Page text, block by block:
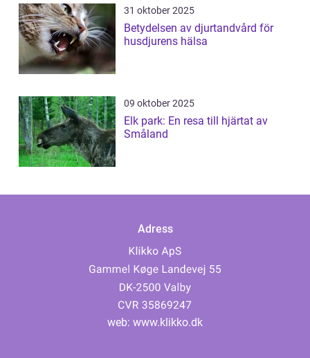
31 oktober 2025
Betydelsen av djurtandvård för
husdjurens hälsa
09 oktober 2025
Elk park: En resa till hjärtat av
Småland
Adress
web: www.klikko.dk